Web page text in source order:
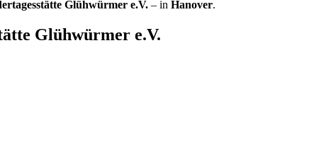
Glühwürmer e.V. – in Hanover.
Glühwürmer e.V.